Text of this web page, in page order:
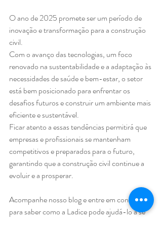
O ano de 2025 promete ser um período de
inovação e transformação para a construção
civil.
Com o avanço das tecnologias, um foco
renovado na sustentabilidade e a adaptação às
necessidades de saúde e bem-estar, o setor
está bem posicionado para enfrentar os
desafios futuros e construir um ambiente mais
eficiente e sustentável.
Ficar atento a essas tendências permitirá que
empresas e profissionais se mantenham
competitivos e preparados para o futuro,
garantindo que a construção civil continue a
evoluir e a prosperar.
Acompanhe nosso blog e entre em contato
para saber como a Ladice pode ajudá-lo a se